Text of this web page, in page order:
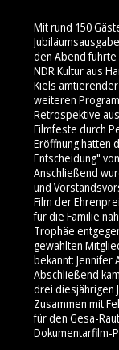
Mit rund 150
den Abend
NDR Kultur aus
Kiels
weiteren
Retrospektive
Filmfeste durch
Eröffnung hatten
Entscheidung"
Anschließend
und
Film der
für die Familie
Trophäe
gewählten
bekannt: Jennifer
Abschließend
drei diesjährigen
Zusammen mit
für den Gesa-
Dokumentarfilm-